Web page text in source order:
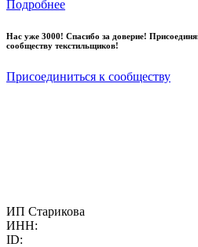
Подробнее
Нас уже 3000! Спасибо за доверие!
сообществу текстильщиков!
Присоединиться к сообществу
ИП Старикова
ИНН:
ID: